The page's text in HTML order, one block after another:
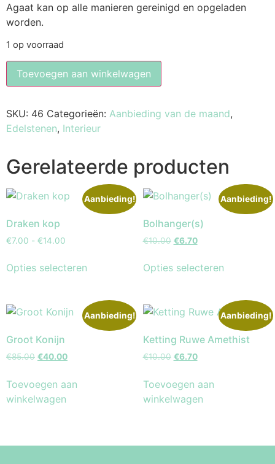
Agaat kan op alle manieren gereinigd en opgeladen
worden.
1 op voorraad
Toevoegen aan winkelwagen
SKU: 46 Categorieën: Aanbieding van de maand,
Edelstenen, Interieur
Gerelateerde producten
Aanbieding!
Draken kop
€7.00 - €14.00
Opties selecteren
Aanbieding!
Bolhanger(s)
€10.00 €6.70
Opties selecteren
Aanbieding!
Groot Konijn
€85.00 €40.00
Toevoegen aan
winkelwagen
Aanbieding!
Ketting Ruwe Amethist
€10.00 €6.70
Toevoegen aan
winkelwagen